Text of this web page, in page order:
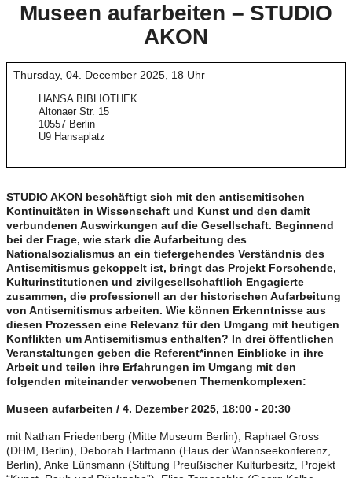
Museen aufarbeiten – STUDIO
AKON
Thursday, 04. December 2025 18 Uhr
HANSA BIBLIOTHEK
Altonaer Str. 15
10557 Berlin
U9 Hansaplatz
STUDIO AKON beschäftigt sich mit den antisemitischen
Kontinuitäten in Wissenschaft und Kunst und den damit
verbundenen Auswirkungen auf die Gesellschaft. Beginnend
bei der Frage, wie stark die Aufarbeitung des
Nationalsozialismus an ein tiefergehendes Verständnis des
Antisemitismus gekoppelt ist, bringt das Projekt Forschende,
Kulturinstitutionen und zivilgesellschaftlich Engagierte
zusammen, die professionell an der historischen Aufarbeitung
von Antisemitismus arbeiten. Wie können Erkenntnisse aus
diesen Prozessen eine Relevanz für den Umgang mit heutigen
Konflikten um Antisemitismus enthalten? In drei öffentlichen
Veranstaltungen geben die Referent*innen Einblicke in ihre
Arbeit und teilen ihre Erfahrungen im Umgang mit den
folgenden miteinander verwobenen Themenkomplexen:
Museen aufarbeiten / 4. Dezember 2025, 18:00 - 20:30
mit Nathan Friedenberg (Mitte Museum Berlin), Raphael Gross
(DHM, Berlin), Deborah Hartmann (Haus der Wannseekonferenz,
Berlin), Anke Lünsmann (Stiftung Preußischer Kulturbesitz, Projekt